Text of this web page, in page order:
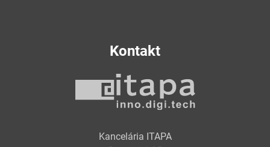
Kontakt
Kancelária ITAPA